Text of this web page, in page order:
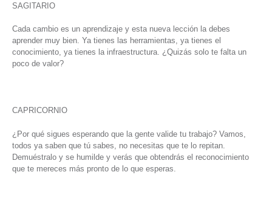
SAGITARIO
Cada cambio es un aprendizaje y esta nueva lección la debes
aprender muy bien. Ya tienes las herramientas, ya tienes el
conocimiento, ya tienes la infraestructura. ¿Quizás solo te falta un
poco de valor?
CAPRICORNIO
¿Por qué sigues esperando que la gente valide tu trabajo? Vamos,
todos ya saben que tú sabes, no necesitas que te lo repitan.
Demuéstralo y se humilde y verás que obtendrás el reconocimiento
que te mereces más pronto de lo que esperas.